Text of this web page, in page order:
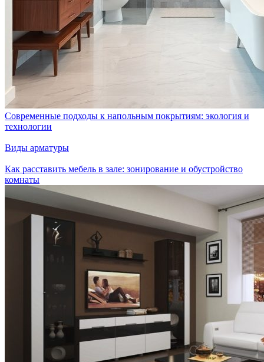
Современные подходы к напольным покрытиям: экология и
технологии
Виды арматуры
Как расставить мебель в зале: зонирование и обустройство
комнаты